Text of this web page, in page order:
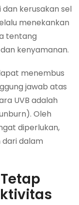
kerusakan sel
menekankan
tentang
kenyamanan.
menembus
jawab atas
UVB adalah
Oleh
diperlukan,
dalam